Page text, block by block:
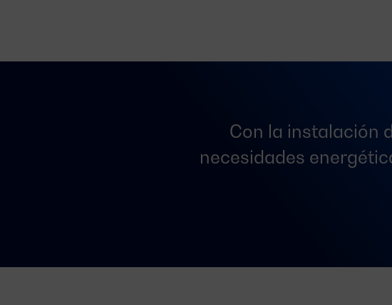
Con la instalación
necesidades